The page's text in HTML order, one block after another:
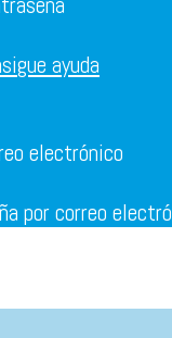
ayuda
electrónico
por correo